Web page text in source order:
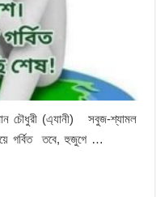
(এ্যানী) সবুজ-শ্যামল
গর্বিত তবে, হুজুগে …